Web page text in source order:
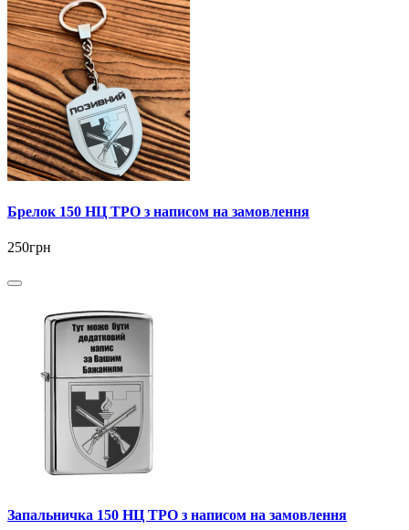
Брелок 150 НЦ ТРО з написом на замовлення
250грн
Запальничка 150 НЦ ТРО з написом на замовлення